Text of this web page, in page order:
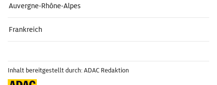
Auvergne-Rhône-Alpes
Frankreich
Inhalt bereitgestellt durch: ADAC Redaktion